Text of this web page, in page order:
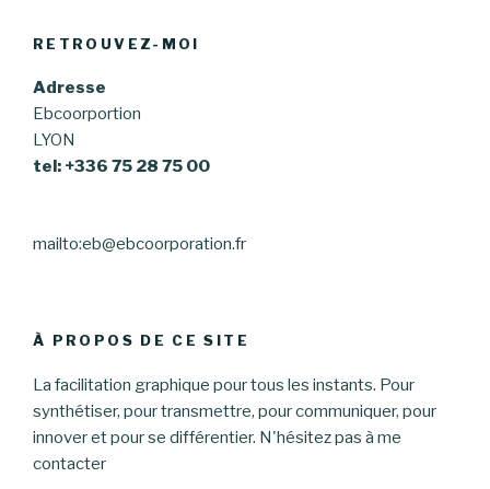
RETROUVEZ-MOI
Adresse
Ebcoorportion
LYON
tel: +336 75 28 75 00
mailto:eb@ebcoorporation.fr
À PROPOS DE CE SITE
La facilitation graphique pour tous les instants. Pour
synthétiser, pour transmettre, pour communiquer, pour
innover et pour se différentier. N'hésitez pas à me
contacter